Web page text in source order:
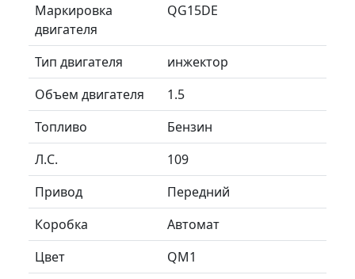
Маркировка
двигателя
QG15DE
Тип двигателя
инжектор
Объем двигателя
1.5
Топливо
Бензин
Л.C.
109
Привод
Передний
Коробка
Автомат
Цвет
QM1